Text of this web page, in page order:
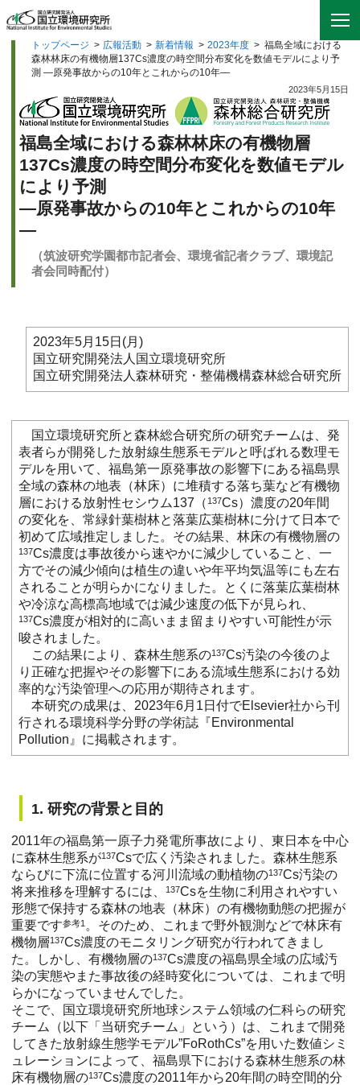
トップページ > 広報活動 > 新着情報 > 2023年度 > 福島全域における
森林林床の有機物層137Cs濃度の時空間分布変化を数値モデルにより予
測 —原発事故からの10年とこれからの10年—
2023年5月15日
福島全域における森林林床の有機物層
137Cs濃度の時空間分布変化を数値モデル
により予測
—原発事故からの10年とこれからの10年
—
（筑波研究学園都市記者会、環境省記者クラブ、環境記
者会同時配付）
2023年5月15日(月)
国立研究開発法人国立環境研究所
国立研究開発法人森林研究・整備機構森林総合研究所
国立環境研究所と森林総合研究所の研究チームは、発
表者らが開発した放射線生態系モデルと呼ばれる数理モ
デルを用いて、福島第一原発事故の影響下にある福島県
全域の森林の地表（林床）に堆積する落ち葉など有機物
層における放射性セシウム137（ 137Cs）濃度の20年間
の変化を、常緑針葉樹林と落葉広葉樹林に分けて日本で
初めて広域推定しました。その結果、林床の有機物層の
137Cs濃度は事故後から速やかに減少していること、一
方でその減少傾向は植生の違いや年平均気温等にも左右
されることが明らかになりました。とくに落葉広葉樹林
や冷涼な高標高地域では減少速度の低下が見られ、
137Cs濃度が相対的に高いまま留まりやすい可能性が示
唆されました。
この結果により、森林生態系の137Cs汚染の今後のよ
り正確な把握やその影響下にある流域生態系における効
率的な汚染管理への応用が期待されます。
本研究の成果は、2023年6月1日付でElsevier社から刊
行される環境科学分野の学術誌『Environmental
Pollution』に掲載されます。
1. 研究の背景と目的
2011年の福島第一原子力発電所事故により、東日本を中心
に森林生態系が137Csで広く汚染されました。森林生態系
ならびに下流に位置する河川流域の動植物の137Cs汚染の
将来推移を理解するには、
137Csを生物に利用されやすい
形態で保持する森林の地表（林床）の有機物動態の把握が
重要です参考1 。そのため、これまで野外観測などで林床有
機物層137Cs濃度のモニタリング研究が行われてきまし
た。しかし、有機物層の137Cs濃度の福島県全域の広域汚
染の実態やまた事故後の経時変化については、これまで明
らかになっていませんでした。
そこで、国立環境研究所地球システム領域の仁科らの研究
チーム（以下「当研究チーム」という）は、これまで開発
してきた放射線生態学モデル”FoRothCs”を用いた数値シミ
ュレーションによって、福島県下における森林生態系の林
床有機物層の137Cs濃度の2011年から20年間の時空間的分